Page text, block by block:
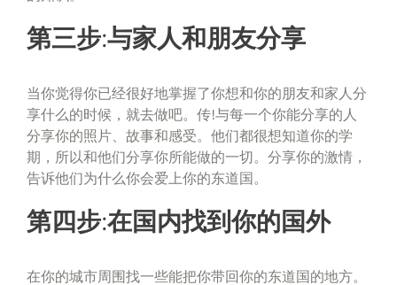
第三步:与家人和朋友分享
当你觉得你已经很好地掌握了你想和你的朋友和家人分
享什么的时候，就去做吧。传!与每一个你能分享的人
分享你的照片、故事和感受。他们都很想知道你的学
期，所以和他们分享你所能做的一切。分享你的激情，
告诉他们为什么你会爱上你的东道国。
第四步:在国内找到你的国外
在你的城市周围找一些能把你带回你的东道国的地方。